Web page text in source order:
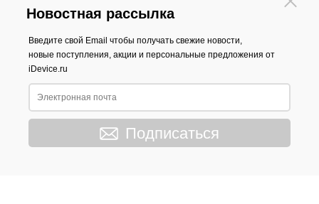
Новостная рассылка
Введите свой Email чтобы получать свежие новости,
новые поступления, акции и персональные предложения от
iDevice.ru
Подписаться